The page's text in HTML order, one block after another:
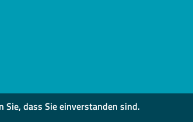
dass Sie einverstanden sind.